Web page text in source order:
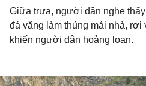
Giữa trưa, người dân nghe
đá văng làm thủng mái nhà,
khiến người dân hoảng loạn.